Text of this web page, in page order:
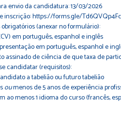
envio da candidatura: 13/03/2026
inscrição:https://forms.gle/
(anexar no formulário):
em português, espanhol e inglês
em português, espanhol e
assinado de ciência de que taxa de
candidatar (requisitos):
a tabelião ou futuro tabelião
oumenos de 5 anos de experiência
ao menos 1 idioma do curso (francês,